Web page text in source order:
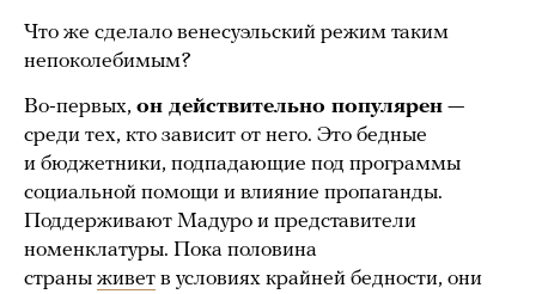
Что же сделало венесуэльский режим таким
непоколебимым?
Во-первых, он действительно популярен —
среди тех, кто зависит от него. Это бедные
и бюджетники, подпадающие под программы
социальной помощи и влияние пропаганды.
Поддерживают Мадуро и представители
номенклатуры. Пока половина
страны живет в условиях крайней бедности, они